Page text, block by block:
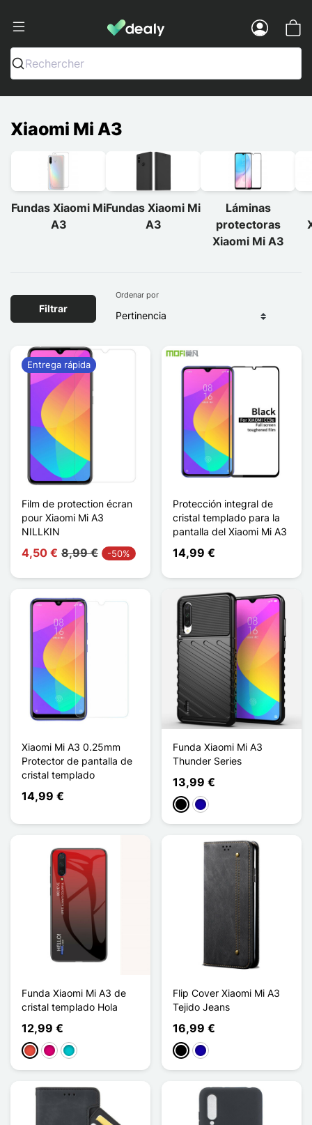
Dealy - Fundas y accesorios para
Rechercher
Xiaomi Mi A3
Fundas Xiaomi Mi
A3
Fundas Xiaomi Mi
A3
Láminas
protectoras
Xiaomi Mi A3
Filtrar
Ordenar por
Film de protection écran
pour Xiaomi Mi A3
NILLKIN
4,50 € 8,99 € -50%
Entrega rápida
Protección integral de
cristal templado para la
pantalla del Xiaomi Mi A3
14,99 €
Xiaomi Mi A3 0.25mm
Protector de pantalla de
cristal templado
14,99 €
Funda Xiaomi Mi A3
Thunder Series
13,99 €
NegroAzul oscuro
Funda Xiaomi Mi A3 de
cristal templado Hola
12,99 €
RojoMagentaTurquesa
Flip Cover Xiaomi Mi A3
Tejido Jeans
16,99 €
NegroAzul oscuro